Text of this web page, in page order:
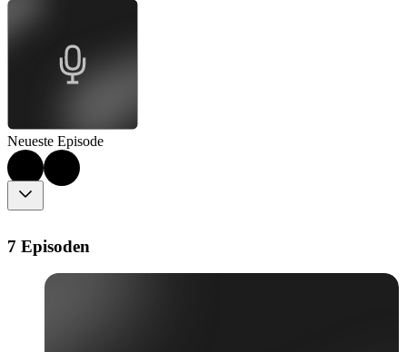
Neueste Episode
7 Episoden